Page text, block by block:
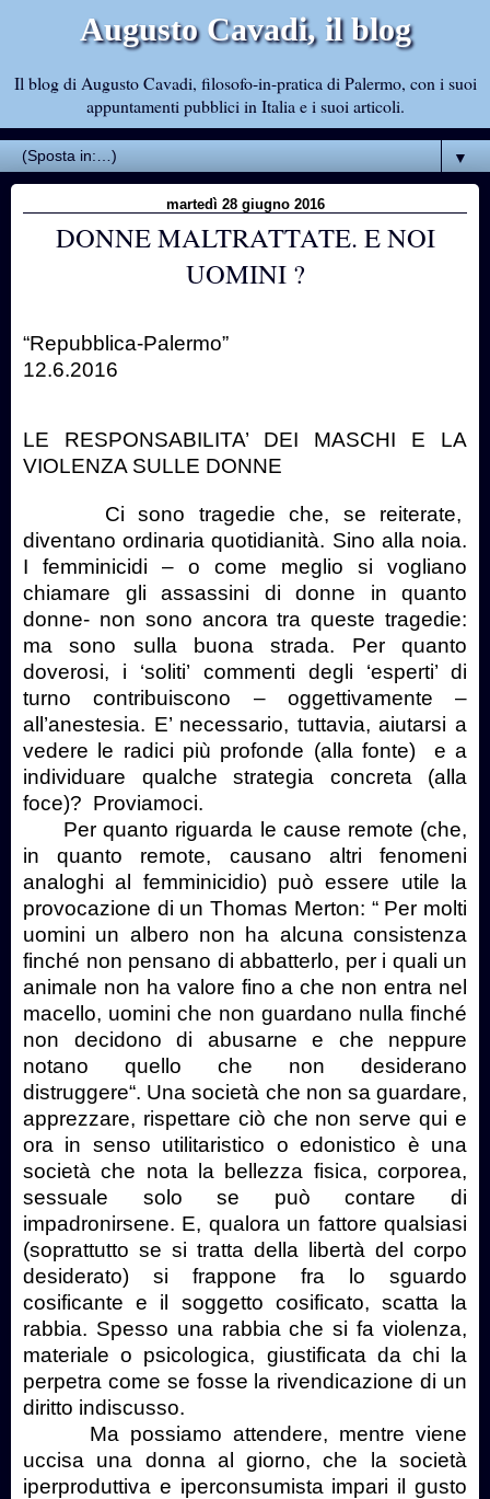
Augusto Cavadi, il blog
Il blog di Augusto Cavadi, filosofo-in-pratica di Palermo, con i suoi
appuntamenti pubblici in Italia e i suoi articoli.
▼
martedì 28 giugno 2016
DONNE MALTRATTATE. E NOI
UOMINI ?
“Repubblica-Palermo”
12.6.2016
LE RESPONSABILITA’ DEI MASCHI E LA
VIOLENZA SULLE DONNE
Ci sono tragedie che, se reiterate,
diventano ordinaria quotidianità. Sino alla noia.
I femminicidi – o come meglio si vogliano
chiamare gli assassini di donne in quanto
donne- non sono ancora tra queste tragedie:
ma sono sulla buona strada. Per quanto
doverosi, i ‘soliti’ commenti degli ‘esperti’ di
turno contribuiscono – oggettivamente –
all’anestesia. E’ necessario, tuttavia, aiutarsi a
vedere le radici più profonde (alla fonte)
e a
individuare qualche strategia concreta (alla
foce)? Proviamoci.
Per quanto riguarda le cause remote (che,
in quanto remote, causano altri fenomeni
analoghi al femminicidio) può essere utile la
provocazione di un Thomas Merton: “ Per molti
uomini un albero non ha alcuna consistenza
finché non pensano di abbatterlo, per i quali un
animale non ha valore fino a che non entra nel
macello, uomini che non guardano nulla finché
non decidono di abusarne e che neppure
notano quello che non desiderano
distruggere“. Una società che non sa guardare,
apprezzare, rispettare ciò che non serve qui e
ora in senso utilitaristico o edonistico è una
società che nota la bellezza fisica, corporea,
sessuale solo se può contare di
impadronirsene. E, qualora un fattore qualsiasi
(soprattutto se si tratta della libertà del corpo
desiderato) si frappone fra lo sguardo
cosificante e il soggetto cosificato, scatta la
rabbia. Spesso una rabbia che si fa violenza,
materiale o psicologica, giustificata da chi la
perpetra come se fosse la rivendicazione di un
diritto indiscusso.
Ma possiamo attendere, mentre viene
uccisa una donna al giorno, che la società
iperproduttiva e iperconsumista impari il gusto